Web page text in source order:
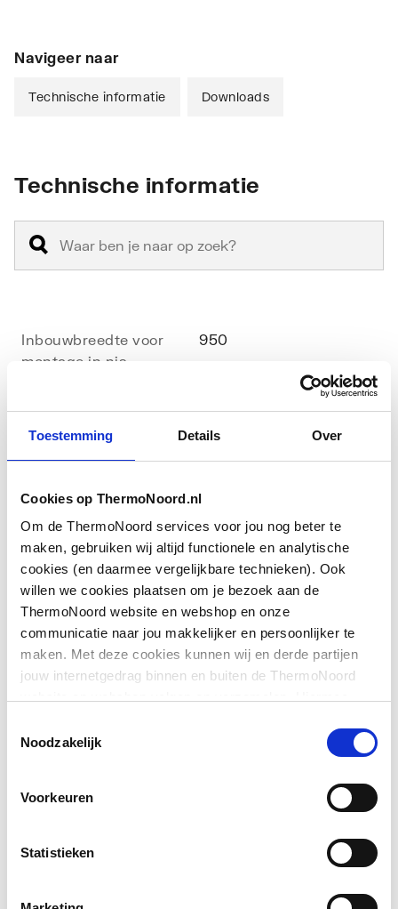
Toestemming Details Over
Cookies op ThermoNoord.nl
Om de ThermoNoord services voor jou nog beter te
maken, gebruiken wij altijd functionele en analytische
cookies (en daarmee vergelijkbare technieken). Ook
willen we cookies plaatsen om je bezoek aan de
ThermoNoord website en webshop en onze
communicatie naar jou makkelijker en persoonlijker te
maken. Met deze cookies kunnen wij en derde partijen
jouw internetgedrag binnen en buiten de ThermoNoord
communicatie aan jouw interesses aan. We slaan je
Noodzakelijk
Voorkeuren
Statistieken
Navigeer naar
Technische informatie Downloads
Technische informatie
Inbouwbreedte voor
montage in nis
950
Inbouwbreedte voor
950
Totale hoogte vanaf
badrand
1500
Vorm Recht
Type badwand
Klap tweedelig met vast
paneel
Materiaal deur Veiligheidsglas
Profiel
Toon meer
Downloads
Exploded_view application/postscript, 40 KB
Exploded_viewapplication/postscript,30 KB